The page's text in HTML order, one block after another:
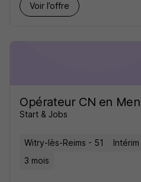
Voir l’offre
Opérateur CN en
Start & Jobs
Witry-lès-Reims - 51 Intérim
3 mois